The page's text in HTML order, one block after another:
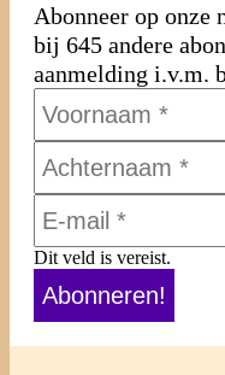
Abonneer op onze
bij 645 andere
aanmelding i.v.m.
Dit veld is vereist.